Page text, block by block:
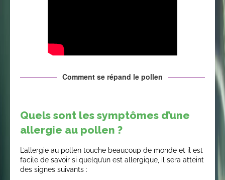
Comment se répand le pollen
Quels sont les symptômes d’une
allergie au pollen ?
L’allergie au pollen touche beaucoup de monde et il est
facile de savoir si quelqu’un est allergique, il sera atteint
des signes suivants :